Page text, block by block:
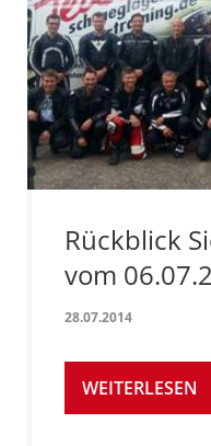
Rückblick
vom
28.07.2014
WEITERLESEN